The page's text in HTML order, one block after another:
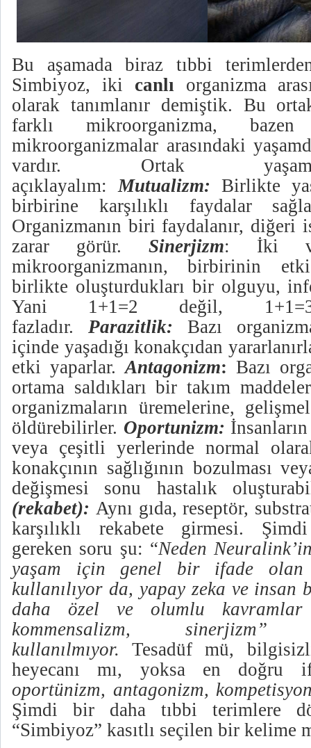
Bu aşamada biraz tıbbi
Simbiyoz, iki canlı organizma
olarak tanımlanır demiştik. Bu
farklı mikroorganizma,
mikroorganizmalar arasındaki
vardır. Ortak
açıklayalım:Mutualizm: Birlikte
birbirine karşılıklı faydalar
Organizmanın biri faydalanır, diğeri
zarar görür. Sinerjizm: İki
mikroorganizmanın, birbirinin
birlikte oluşturdukları bir olguyu,
Yani 1+1=2 değil,
fazladır. Parazitlik: Bazı
içinde yaşadığı konakçıdan
etki yaparlar.Antagonizm: Bazı
ortama saldıkları bir takım
organizmaların üremelerine,
öldürebilirler. Oportunizm:
veya çeşitli yerlerinde normal
konakçının sağlığının bozulması
değişmesi sonu hastalık
(rekabet): Aynı gıda, reseptör,
karşılıklı rekabete girmesi.
gereken soru şu: “Neden
yaşam için genel bir ifade olan
kullanılıyor da, yapay zeka ve
daha özel ve olumlu kavramlar
kommensalizm,
kullanılmıyor. Tesadüf mü,
heyecanı mı, yoksa en doğru
oportünizm, antagonizm,
Şimdi bir daha tıbbi terimlere
“Simbiyoz” kasıtlı seçilen bir kelime